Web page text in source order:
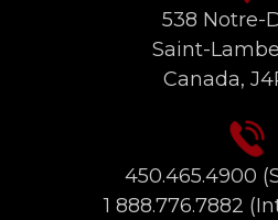
538 Notre-
Saint-
Canada,
450.465.4900
1 888.776.7882